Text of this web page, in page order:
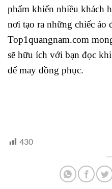
phẩm khiến nhiều khách
nơi tạo ra những chiếc áo
Top1quangnam.com
sẽ hữu ích với bạn đọc
để may đồng phục.
430